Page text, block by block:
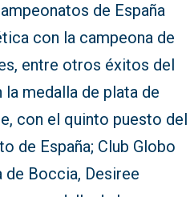
de España
con la campeona de
entre otros éxitos del
medalla de plata de
con el quinto puesto del
de España; Club Globo
de Boccia, Desiree